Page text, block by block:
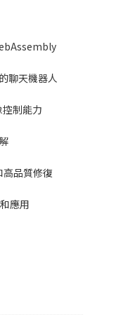
聊天機器人
制能力
品質修復
應用